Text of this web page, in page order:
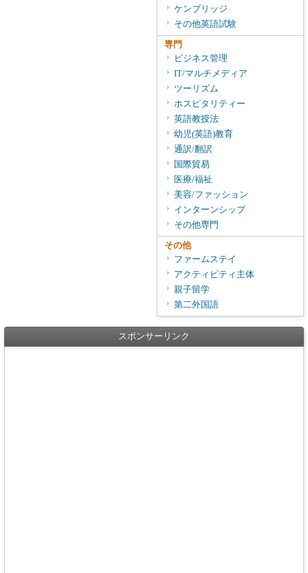
ケンブリッジ
その他英語試験
専門
ビジネス管理
IT/マルチメディア
ツーリズム
ホスピタリティー
英語教授法
幼児(英語)教育
通訳/翻訳
国際貿易
医療/福祉
美容/ファッション
インターンシップ
その他専門
その他
ファームステイ
アクティビティ主体
親子留学
第二外国語
スポンサーリンク